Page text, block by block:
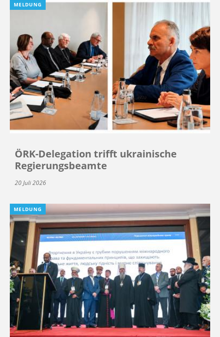
MELDUNG
ÖRK-Delegation trifft ukrainische
Regierungsbeamte
20 Juli 2026
MELDUNG